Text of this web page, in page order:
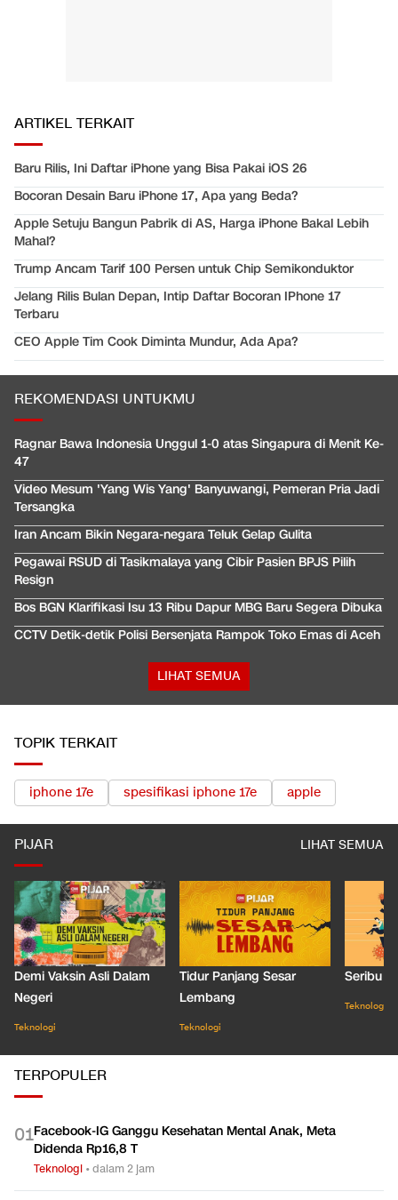
ARTIKEL TERKAIT
Baru Rilis, Ini Daftar iPhone yang Bisa Pakai iOS 26
Bocoran Desain Baru iPhone 17, Apa yang Beda?
Apple Setuju Bangun Pabrik di AS, Harga iPhone Bakal Lebih
Mahal?
Trump Ancam Tarif 100 Persen untuk Chip Semikonduktor
Jelang Rilis Bulan Depan, Intip Daftar Bocoran IPhone 17
Terbaru
CEO Apple Tim Cook Diminta Mundur, Ada Apa?
REKOMENDASI UNTUKMU
Ragnar Bawa Indonesia Unggul 1-0 atas Singapura di Menit Ke-
47
Video Mesum 'Yang Wis Yang' Banyuwangi, Pemeran Pria Jadi
Tersangka
Iran Ancam Bikin Negara-negara Teluk Gelap Gulita
Pegawai RSUD di Tasikmalaya yang Cibir Pasien BPJS Pilih
Resign
Bos BGN Klarifikasi Isu 13 Ribu Dapur MBG Baru Segera Dibuka
CCTV Detik-detik Polisi Bersenjata Rampok Toko Emas di Aceh
LIHAT SEMUA
TOPIK TERKAIT
iphone 17e spesifikasi iphone 17e apple
PIJAR LIHAT SEMUA
Demi Vaksin Asli Dalam
Negeri
Teknologi
Tidur Panjang Sesar
Lembang
Teknologi
Seribu
Teknologi
TERPOPULER
01Facebook-IG Ganggu Kesehatan Mental Anak, Meta
Didenda Rp16,8 T
Teknologi •dalam 2 jam